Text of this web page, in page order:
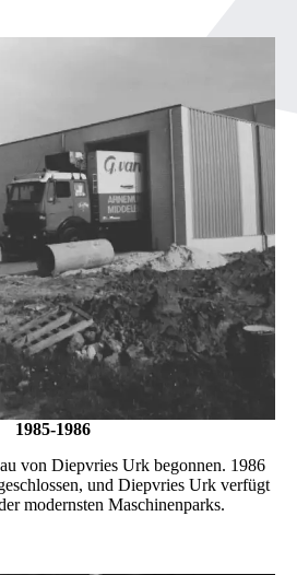
1985-1986
von Diepvries Urk begonnen. 1986
und Diepvries Urk verfügt
modernsten Maschinenparks.